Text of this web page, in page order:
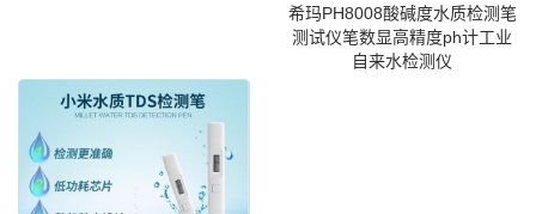
希玛PH8008酸碱度水质检测笔
测试仪笔数显高精度ph计工业
自来水检测仪